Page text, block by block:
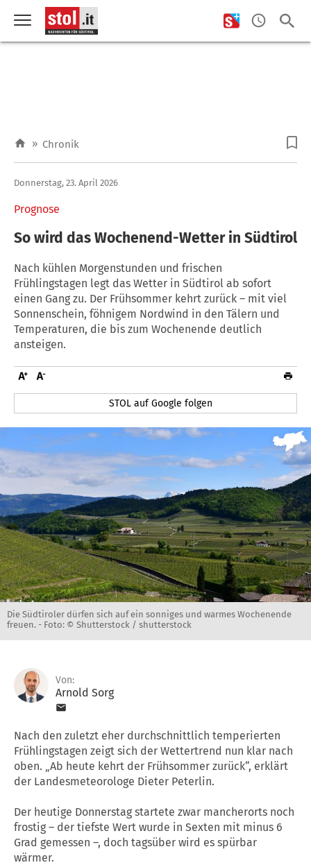
» Chronik
Prognose
Donnerstag, 23. April 2026
So wird das Wochenend-Wetter in Südtirol
Nach kühlen Morgenstunden und frischen
Frühlingstagen legt das Wetter in Südtirol ab sofort
einen Gang zu. Der Frühsommer kehrt zurück – mit viel
Sonnenschein, föhnigem Nordwind in den Tälern und
Temperaturen, die bis zum Wochenende deutlich
ansteigen.
STOL auf Google folgen
Die Südtiroler dürfen sich auf ein sonniges und warmes Wochenende
freuen. - Foto: © Shutterstock / shutterstock
Von:
Arnold Sorg
Nach den zuletzt eher durchschnittlich temperierten
Frühlingstagen zeigt sich der Wettertrend nun klar nach
oben. „Ab heute kehrt der Frühsommer zurück“, erklärt
der Landesmeteorologe Dieter Peterlin.
Der heutige Donnerstag startete zwar mancherorts noch
frostig – der tiefste Wert wurde in Sexten mit minus 6
Grad gemessen –, doch tagsüber wird es spürbar
wärmer.